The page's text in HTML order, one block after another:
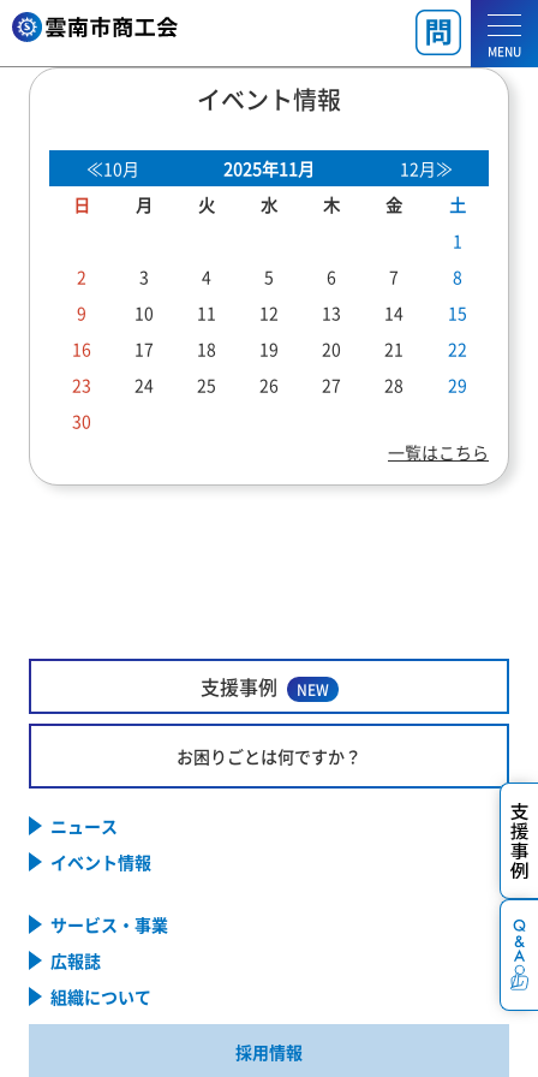
MENU
イベント情報
≪10月 2025年11月
12月≫
日
月 火 水 木 金
土
1
2
3 4 5 6 7
8
9
10 11 12 13 14
15
16
17 18 19 20 21
22
23
24 25 26 27 28
29
30
一覧はこちら
支援事例 NEW
お困りごとは何ですか？
ニュース
イベント情報
サービス・事業
広報誌
組織について
採用情報